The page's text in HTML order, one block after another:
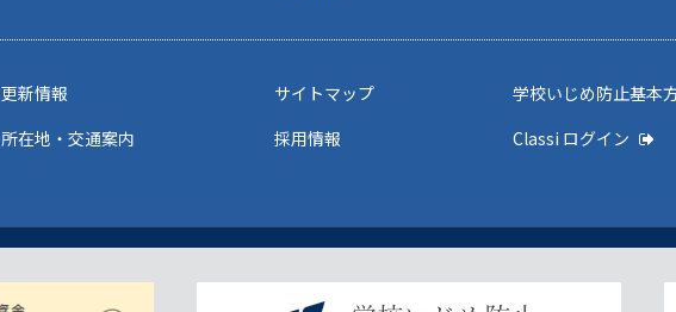
更新情報
所在地・交通案内
サイトマップ
採用情報
学校いじめ防止基本
Classi ログイン